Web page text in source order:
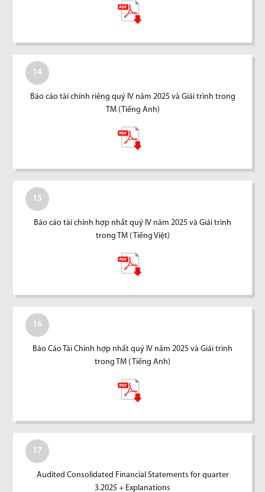
14
Báo cáo tài chính riêng quý IV năm 2025 và Giải trình trong
TM (Tiếng Anh)
15
Báo cáo tài chính hợp nhất quý IV năm 2025 và Giải trình
trong TM ( Tiếng Việt)
16
Báo Cáo Tài Chính hợp nhất quý IV năm 2025 và Giải trình
trong TM ( Tiếng Anh)
17
Audited Consolidated Financial Statements for quarter
3.2025 + Explanations